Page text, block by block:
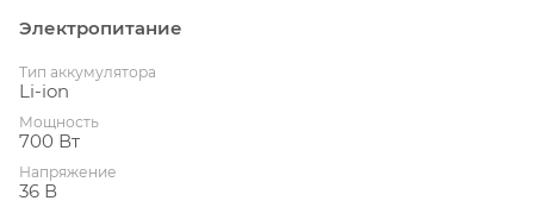
Электропитание
Тип аккумулятора
Li-ion
Мощность
700 Вт
Напряжение
36 В